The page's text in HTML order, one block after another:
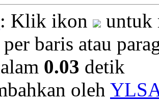
: Klik ikon
untuk
baris atau
0.03 detik
oleh